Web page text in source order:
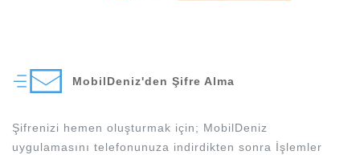
MobilDeniz'den Şifre Alma
Şifrenizi hemen oluşturmak için; MobilDeniz
uygulamasını telefonunuza indirdikten sonra İşlemler